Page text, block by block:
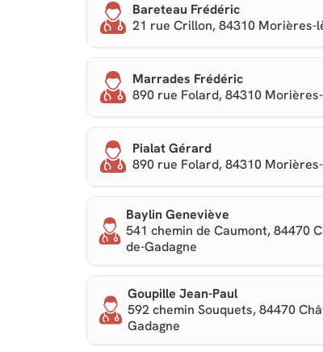
Bareteau Frédéric
21 rue Crillon, 84310 Morières-
Marrades Frédéric
890 rue Folard, 84310
Pialat Gérard
890 rue Folard, 84310
Baylin Geneviève
541 chemin de Caumont, 84470
de-Gadagne
Goupille Jean-Paul
592 chemin Souquets, 84470
Gadagne